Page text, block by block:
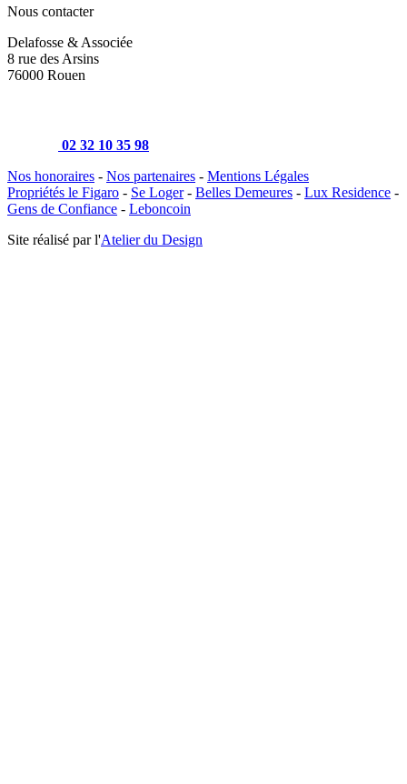
Nous contacter
Delafosse & Associée
8 rue des Arsins
76000 Rouen
02 32 10 35 98
Nos honoraires - Nos partenaires - Mentions Légales
Propriétés le Figaro - Se Loger- Belles Demeures - Lux Residence -
Gens de Confiance - Leboncoin
Site réalisé par l'Atelier du Design